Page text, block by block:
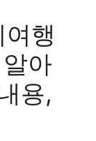
행
아
용,